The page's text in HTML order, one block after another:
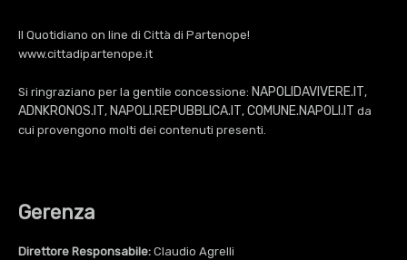
Il Quotidiano on line di Città di Partenope!
www.cittadipartenope.it
Si ringraziano per la gentile concessione: NAPOLIDAVIVERE.IT,
ADNKRONOS.IT, NAPOLI.REPUBBLICA.IT, COMUNE.NAPOLI.IT da
cui provengono molti dei contenuti presenti.
Gerenza
Direttore Responsabile: Claudio Agrelli